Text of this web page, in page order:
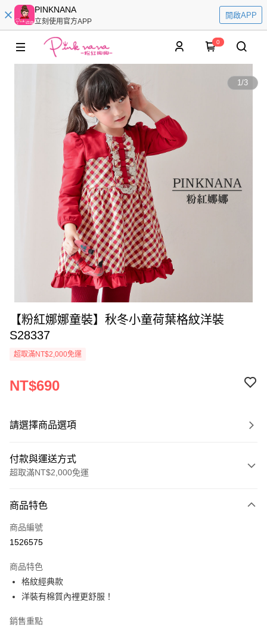
PINKNANA
立刻使用官方APP
開啟APP
0
1/3
【粉紅娜娜童裝】秋冬小童荷葉格紋洋裝
S28337
超取滿NT$2,000免運
NT$690
請選擇商品選項
付款與運送方式
超取滿NT$2,000免運
信用卡一次付款
超商取貨付款
Apple Pay
Google Pay
ATM付款
商品特色
商品編號
1526575
商品特色
格紋經典款
洋裝有棉質內裡更舒服！
銷售重點